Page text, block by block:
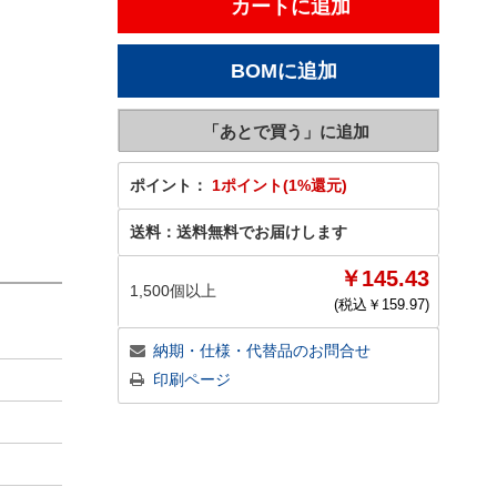
ポイント： 1ポイント(1%還元)
送料： 送料無料でお届けします
1,500個以上 ￥145.43
(税込￥ 159.97)
納期・仕様・代替品のお問合せ
印刷ページ